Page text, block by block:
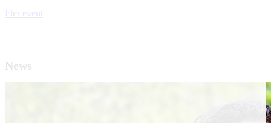
Fler event
News